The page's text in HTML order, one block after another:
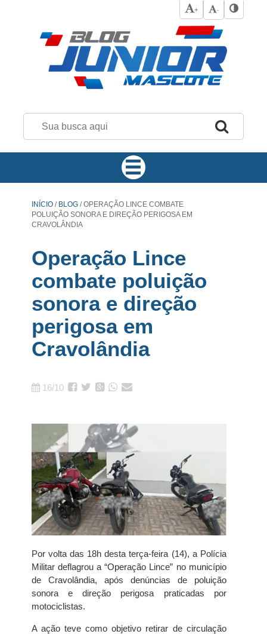
+ -
INÍCIO / BLOG /OPERAÇÃO LINCE COMBATE
POLUIÇÃO SONORA E DIREÇÃO PERIGOSA EM
CRAVOLÂNDIA
Operação Lince
combate poluição
sonora e direção
perigosa em
Cravolândia
16/10
Por volta das 18h desta terça-feira (14), a Polícia
Militar deflagrou a “Operação Lince” no município
de Cravolândia, após denúncias de poluição
sonora e direção perigosa praticadas por
motociclistas.
A ação teve como objetivo retirar de circulação